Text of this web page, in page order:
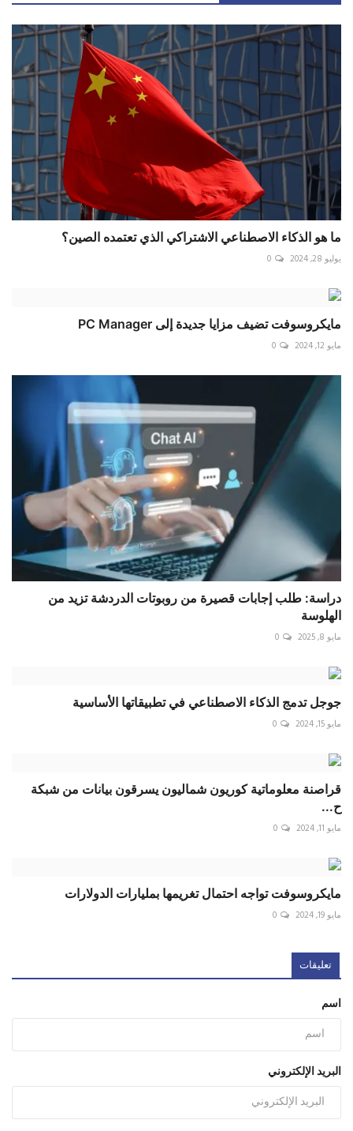
ما هو الذكاء الاصطناعي الاشتراكي الذي تعتمده الصين؟
يوليو 28, 2024 0
مايكروسوفت تضيف مزايا جديدة إلى PC Manager
مايو 12, 2024 0
دراسة: طلب إجابات قصيرة من روبوتات الدردشة تزيد من
الهلوسة
مايو 8, 2025 0
جوجل تدمج الذكاء الاصطناعي في تطبيقاتها الأساسية
مايو 15, 2024 0
قراصنة معلوماتية كوريون شماليون يسرقون بيانات من شبكة
ح...
مايو 11, 2024 0
مايكروسوفت تواجه احتمال تغريمها بمليارات الدولارات
مايو 19, 2024 0
تعليقات
اسم
البريد الإلكتروني